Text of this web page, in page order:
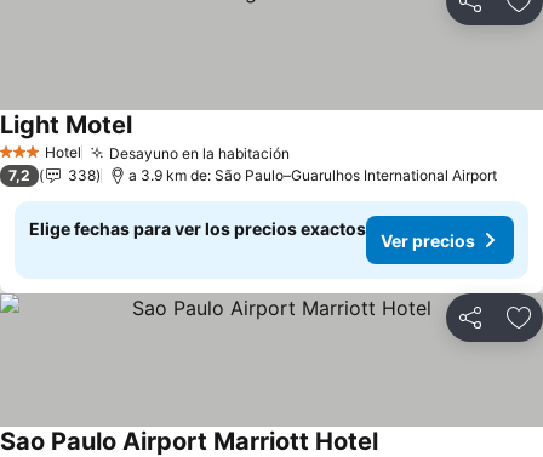
Compartir
3 Estrellas
Hotel Desayuno en la habitación
Light Motel
7,2 338 a 3.9 km de: São Paulo–Guarulhos International Airport
Elige fechas para ver los precios exactos
Ver precios
Compartir
Sao Paulo Airport Marriott Hotel